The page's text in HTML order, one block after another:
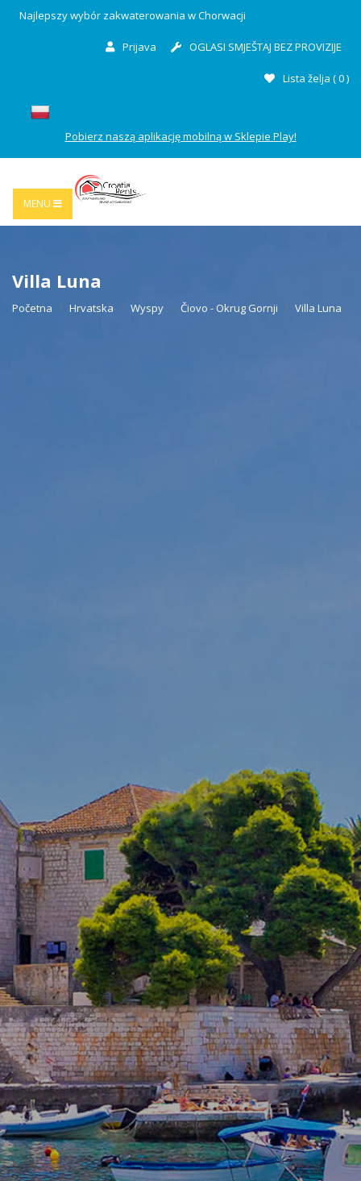
Najlepszy wybór zakwaterowania w Chorwacji
Prijava OGLASI SMJEŠTAJ BEZ PROVIZIJE
Lista želja (0)
Pobierz naszą aplikację mobilną w Sklepie Play!
MENU
Villa Luna
Početna Hrvatska Wyspy Čiovo - Okrug Gornji Villa Luna